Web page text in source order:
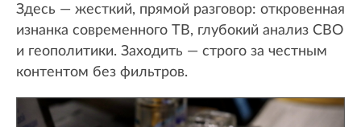
Здесь — жесткий, прямой разговор: откровенная
изнанка современного ТВ, глубокий анализ СВО
и геополитики. Заходить — строго за честным
контентом без фильтров.